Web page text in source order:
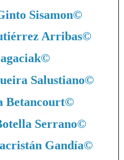
Sisamon©
Arribas©
©
Salustiano©
Betancourt©
Serrano©
Gandía©